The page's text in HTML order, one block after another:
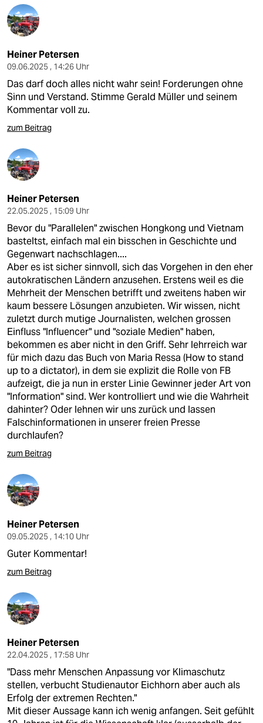
Heiner Petersen
09.06.2025 , 14:26 Uhr
Das darf doch alles nicht wahr sein! Forderungen ohne
Sinn und Verstand. Stimme Gerald Müller und seinem
Kommentar voll zu.
zum Beitrag
Heiner Petersen
22.05.2025 , 15:09 Uhr
Bevor du "Parallelen" zwischen Hongkong und Vietnam
basteltst, einfach mal ein bisschen in Geschichte und
Gegenwart nachschlagen....
Aber es ist sicher sinnvoll, sich das Vorgehen in den eher
autokratischen Ländern anzusehen. Erstens weil es die
Mehrheit der Menschen betrifft und zweitens haben wir
kaum bessere Lösungen anzubieten. Wir wissen, nicht
zuletzt durch mutige Journalisten, welchen grossen
Einfluss "Influencer" und "soziale Medien" haben,
bekommen es aber nicht in den Griff. Sehr lehrreich war
für mich dazu das Buch von Maria Ressa (How to stand
up to a dictator), in dem sie explizit die Rolle von FB
aufzeigt, die ja nun in erster Linie Gewinner jeder Art von
"Information" sind. Wer kontrolliert und wie die Wahrheit
dahinter? Oder lehnen wir uns zurück und lassen
Falschinformationen in unserer freien Presse
durchlaufen?
zum Beitrag
Heiner Petersen
09.05.2025 , 14:10 Uhr
Guter Kommentar!
zum Beitrag
Heiner Petersen
22.04.2025 , 17:58 Uhr
"Dass mehr Menschen Anpassung vor Klimaschutz
stellen, verbucht Studienautor Eichhorn aber auch als
Erfolg der extremen Rechten."
Mit dieser Aussage kann ich wenig anfangen. Seit gefühlt